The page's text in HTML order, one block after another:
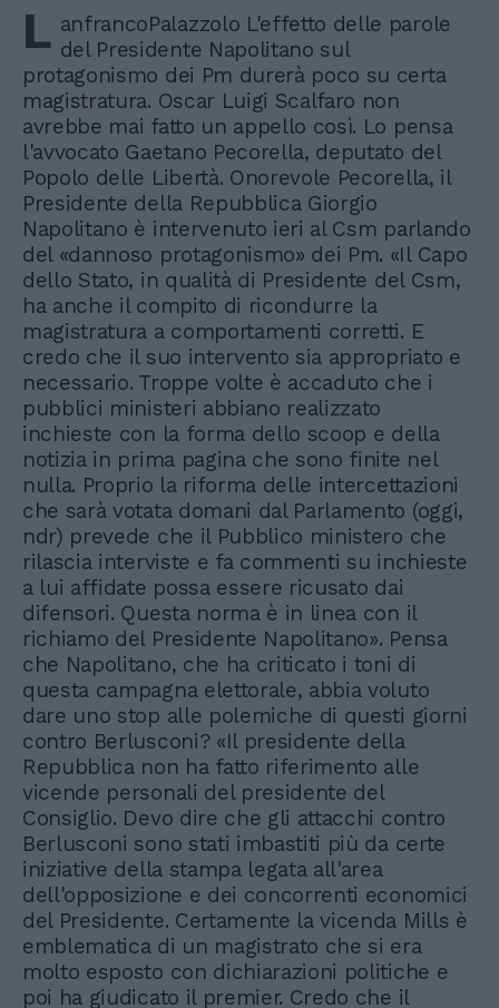
L anfrancoPalazzolo L'effetto delle parole
del Presidente Napolitano sul
protagonismo dei Pm durerà poco su certa
magistratura. Oscar Luigi Scalfaro non
avrebbe mai fatto un appello così. Lo pensa
l'avvocato Gaetano Pecorella, deputato del
Popolo delle Libertà. Onorevole Pecorella, il
Presidente della Repubblica Giorgio
Napolitano è intervenuto ieri al Csm parlando
del «dannoso protagonismo» dei Pm. «Il Capo
dello Stato, in qualità di Presidente del Csm,
ha anche il compito di ricondurre la
magistratura a comportamenti corretti. E
credo che il suo intervento sia appropriato e
necessario. Troppe volte è accaduto che i
pubblici ministeri abbiano realizzato
inchieste con la forma dello scoop e della
notizia in prima pagina che sono finite nel
nulla. Proprio la riforma delle intercettazioni
che sarà votata domani dal Parlamento (oggi,
ndr) prevede che il Pubblico ministero che
rilascia interviste e fa commenti su inchieste
a lui affidate possa essere ricusato dai
difensori. Questa norma è in linea con il
richiamo del Presidente Napolitano». Pensa
che Napolitano, che ha criticato i toni di
questa campagna elettorale, abbia voluto
dare uno stop alle polemiche di questi giorni
contro Berlusconi? «Il presidente della
Repubblica non ha fatto riferimento alle
vicende personali del presidente del
Consiglio. Devo dire che gli attacchi contro
Berlusconi sono stati imbastiti più da certe
iniziative della stampa legata all'area
dell'opposizione e dei concorrenti economici
del Presidente. Certamente la vicenda Mills è
emblematica di un magistrato che si era
molto esposto con dichiarazioni politiche e
poi ha giudicato il premier. Credo che il